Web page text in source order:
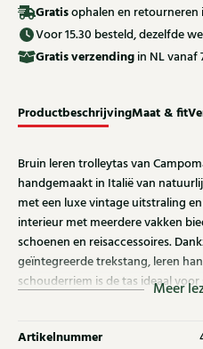
Gratisophalen en retourneren
Voor 15.30 besteld, dezelfde
Gratisverzending in NL vanaf
ProductbeschrijvingMaat & fit
Bruin leren trolleytas van
handgemaakt in Italië van
met een luxe vintage uitstraling
interieur met meerdere vakken
schoenen en reisaccessoires.
geïntegreerde trekstang, leren
schouderriem is de tas ideaal
Meer
Artikelnummer